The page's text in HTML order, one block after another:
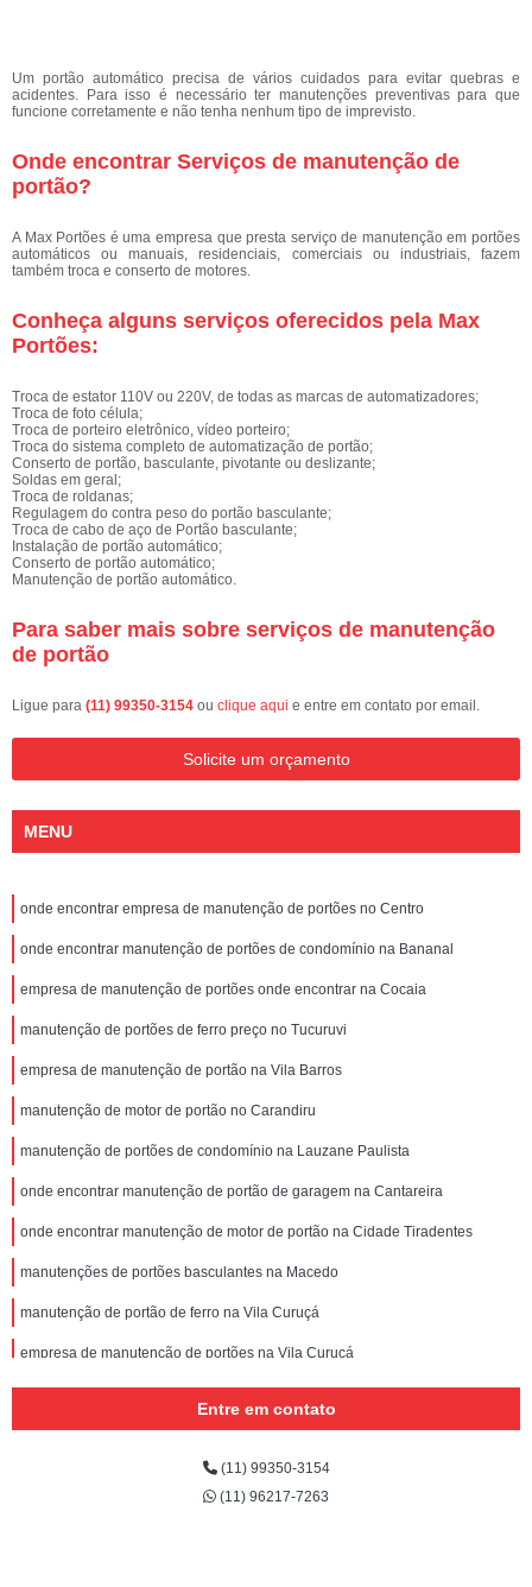
Um portão automático precisa de vários cuidados para evitar quebras e
acidentes. Para isso é necessário ter manutenções preventivas para que
funcione corretamente e não tenha nenhum tipo de imprevisto.
Onde encontrar Serviços de manutenção de
portão?
A Max Portões é uma empresa que presta serviço de manutenção em portões
automáticos ou manuais, residenciais, comerciais ou industriais, fazem
também troca e conserto de motores.
Conheça alguns serviços oferecidos pela Max
Portões:
Troca de estator 110V ou 220V, de todas as marcas de automatizadores;
Troca de foto célula;
Troca de porteiro eletrônico, vídeo porteiro;
Troca do sistema completo de automatização de portão;
Conserto de portão, basculante, pivotante ou deslizante;
Soldas em geral;
Troca de roldanas;
Regulagem do contra peso do portão basculante;
Troca de cabo de aço de Portão basculante;
Instalação de portão automático;
Conserto de portão automático;
Manutenção de portão automático.
Para saber mais sobre serviços de manutenção
de portão
Ligue para (11) 99350-3154 ou clique aqui e entre em contato por email.
Solicite um orçamento
MENU
onde encontrar empresa de manutenção de portões no Centro
onde encontrar manutenção de portões de condomínio na Bananal
empresa de manutenção de portões onde encontrar na Cocaia
manutenção de portões de ferro preço no Tucuruvi
empresa de manutenção de portão na Vila Barros
manutenção de motor de portão no Carandiru
manutenção de portões de condomínio na Lauzane Paulista
onde encontrar manutenção de portão de garagem na Cantareira
onde encontrar manutenção de motor de portão na Cidade Tiradentes
manutenções de portões basculantes na Macedo
manutenção de portão de ferro na Vila Curuçá
empresa de manutenção de portões na Vila Curuçá
onde encontrar manutenção de portões eletrônicos na Chora Menino
manutenção de portão de garagem preço no Jardim Fortaleza
Entre em contato
(11) 99350-3154
(11) 96217-7263